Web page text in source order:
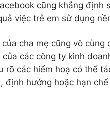
cũng khẳng định
việc trẻ em sử dụng
cha mẹ cũng vô
các công ty kinh
rõ các hiểm hoạ có thể
định hướng hoặc hạn